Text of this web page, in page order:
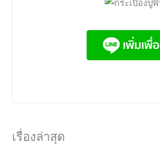
เรื่องล่าสุด